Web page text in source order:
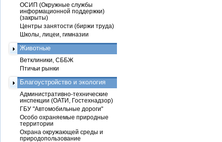
ОСИП (Окружные службы
информационной поддержки)
(закрыты)
Центры занятости (биржи труда)
Школы, лицеи, гимназии
Животные
Ветклиники, СББЖ
Птичьи рынки
Благоустройство и экология
Административно-технические
инспекции (ОАТИ, Гостехнадзор)
ГБУ "Автомобильные дороги"
Особо охраняемые природные
территории
Охрана окружающей среды и
природопользование